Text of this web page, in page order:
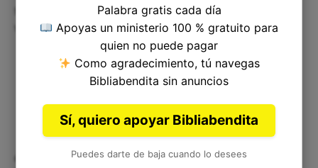
satisfacción, habilidad y equidad en nuestras
vidas.
¿Cómo puede ayudarnos este
Palabra gratis cada día
Apoyas un ministerio 100 % gratuito para
quien no puede pagar
Como agradecimiento, tú navegas
Bibliabendita sin anuncios
Sí, quiero apoyar Bibliabendita
Puedes darte de baja cuando lo desees